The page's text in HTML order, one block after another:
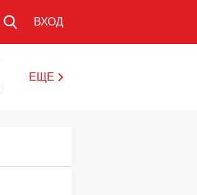
ВХОД
ЕЩЕ